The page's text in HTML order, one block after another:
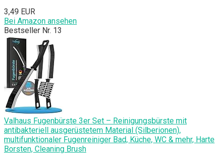
3,49 EUR
Bei Amazon ansehen
Bestseller Nr. 13
Valhaus Fugenbürste 3er Set – Reinigungsbürste mit
antibakteriell ausgerüstetem Material (Silberionen),
multifunktionaler Fugenreiniger Bad, Küche, WC & mehr, Harte
Borsten, Cleaning Brush